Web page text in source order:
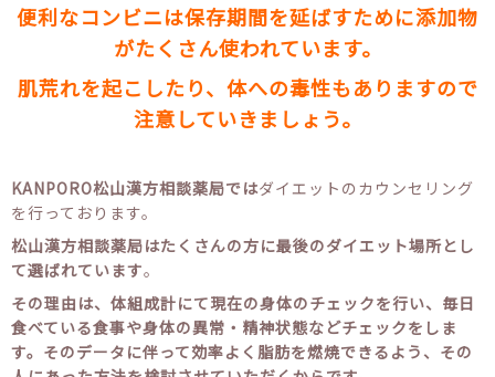
便利なコンビニは保存期間を延ばすために添加物
がたくさん使われています。
肌荒れを起こしたり、体への毒性もありますので
注意していきましょう。
KANPORO松山漢方相談薬局ではダイエットのカウンセリング
を行っております。
松山漢方相談薬局はたくさんの方に最後のダイエット場所とし
て選ばれています。
その理由は、体組成計にて現在の身体のチェックを行い、毎日
食べている食事や身体の異常・精神状態などチェックをしま
す。そのデータに伴って効率よく脂肪を燃焼できるよう、その